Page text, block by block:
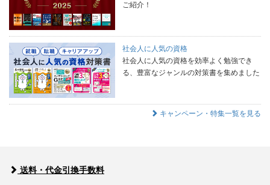
ご紹介！
社会人に人気の資格
社会人に人気の資格を効率よく勉強でき
る、豊富なジャンルの対策書を集めました
キャンペーン・特集一覧を見る
送料・代金引換手数料